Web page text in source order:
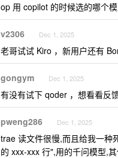
op 用 copilot 的时候选的哪个模
v2306 Dec 1, 2025
老哥试试 Kiro ，新用户还有
gongym Dec 1, 2025
有没有试下 qoder ，想看看反
pweng286 Dec 1, 2025
trae 读文件很慢,而且给我一种
的 xxx-xxx 行",用的千问模型,